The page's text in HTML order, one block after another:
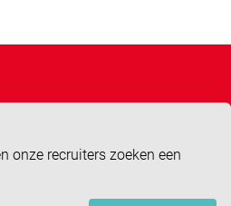
onze recruiters zoeken een